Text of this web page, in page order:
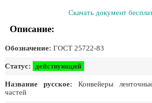
Скачать документ
Описание:
Обозначение: ГОСТ 25722-83
Статус: действующий
Название русское: Конвейеры
частей